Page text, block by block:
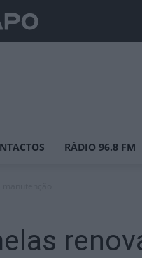
RÁDIO 96.8 FM